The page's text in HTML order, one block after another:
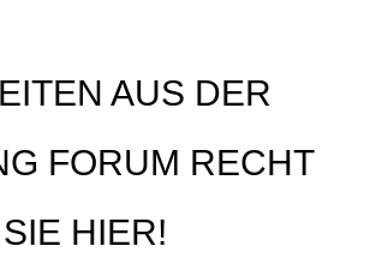
AUS DER
FORUM RECHT
HIER!